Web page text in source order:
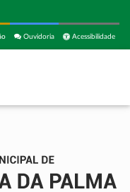
Acessibilidade
Ouvidoria